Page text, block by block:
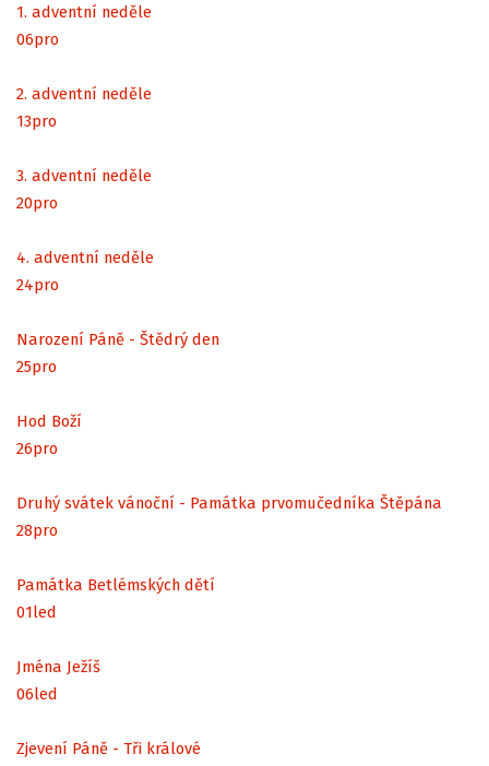
1. adventní neděle
06pro
2. adventní neděle
13pro
3. adventní neděle
20pro
4. adventní neděle
24pro
Narození Páně - Štědrý den
25pro
Hod Boží
26pro
Druhý svátek vánoční - Památka prvomučedníka Štěpána
28pro
Památka Betlémských dětí
01led
Jména Ježíš
06led
Zjevení Páně - Tři králové